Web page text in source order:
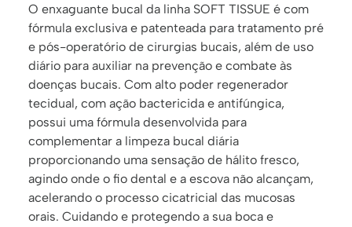
O enxaguante bucal da linha SOFT TISSUE é com
fórmula exclusiva e patenteada para tratamento pré
e pós-operatório de cirurgias bucais, além de uso
diário para auxiliar na prevenção e combate às
doenças bucais. Com alto poder regenerador
tecidual, com ação bactericida e antifúngica,
possui uma fórmula desenvolvida para
complementar a limpeza bucal diária
proporcionando uma sensação de hálito fresco,
agindo onde o fio dental e a escova não alcançam,
acelerando o processo cicatricial das mucosas
orais. Cuidando e protegendo a sua boca e